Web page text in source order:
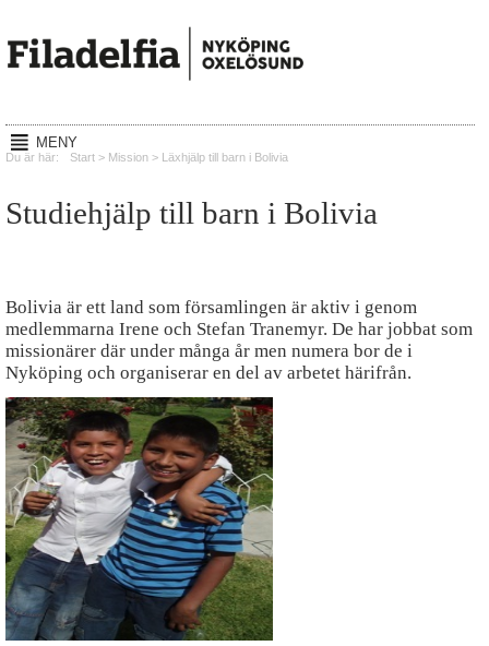
MENY
Hem
Lyssna
Kalender
Om oss
Kontakt
Blogg
Sitemap
Du är här: Start > Mission > Läxhjälp till barn i Bolivia
Studiehjälp till barn i Bolivia
Bolivia är ett land som församlingen är aktiv i genom
medlemmarna Irene och Stefan Tranemyr. De har jobbat som
missionärer där under många år men numera bor de i
Nyköping och organiserar en del av arbetet härifrån.